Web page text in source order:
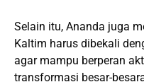
Selain itu, Ananda juga
Kaltim harus dibekali
agar mampu berperan
transformasi besar-